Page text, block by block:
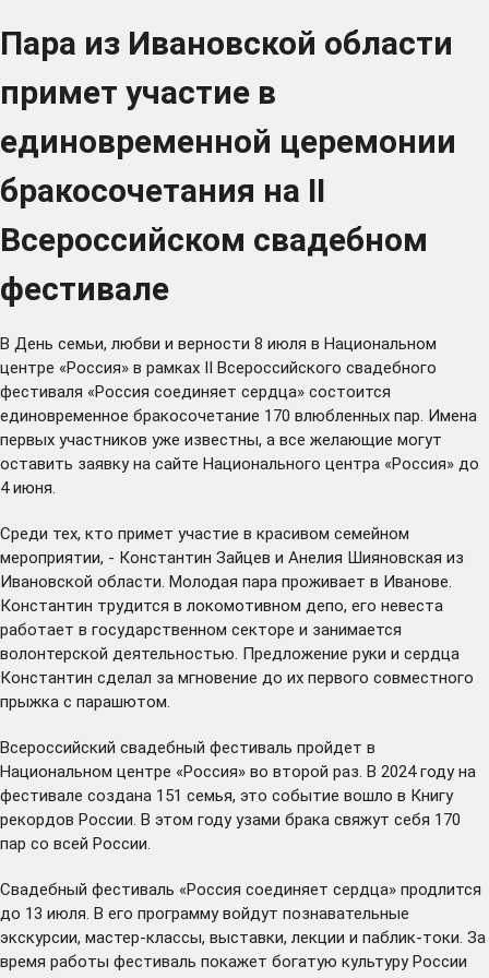
Пара из Ивановской области
примет участие в
единовременной церемонии
бракосочетания на II
Всероссийском свадебном
фестивале
В День семьи, любви и верности 8 июля в Национальном
центре «Россия» в рамках II Всероссийского свадебного
фестиваля «Россия соединяет сердца» состоится
единовременное бракосочетание 170 влюбленных пар. Имена
первых участников уже известны, а все желающие могут
оставить заявку на сайте Национального центра «Россия» до
4 июня.
Среди тех, кто примет участие в красивом семейном
мероприятии, - Константин Зайцев и Анелия Шияновская из
Ивановской области. Молодая пара проживает в Иванове.
Константин трудится в локомотивном депо, его невеста
работает в государственном секторе и занимается
волонтерской деятельностью. Предложение руки и сердца
Константин сделал за мгновение до их первого совместного
прыжка с парашютом.
Всероссийский свадебный фестиваль пройдет в
Национальном центре «Россия» во второй раз. В 2024 году на
фестивале создана 151 семья, это событие вошло в Книгу
рекордов России. В этом году узами брака свяжут себя 170
пар со всей России.
Свадебный фестиваль «Россия соединяет сердца» продлится
до 13 июля. В его программу войдут познавательные
экскурсии, мастер-классы, выставки, лекции и паблик-токи. За
время работы фестиваль покажет богатую культуру России